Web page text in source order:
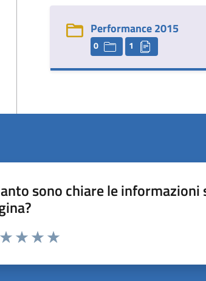
Performance 2015
0 1
sono chiare le informazioni
da 1 a 5 stelle la pagina